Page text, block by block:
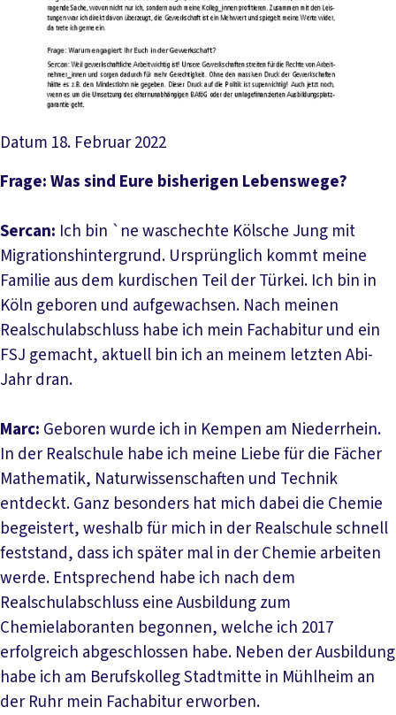
Datum 18. Februar 2022
Frage: Was sind Eure bisherigen Lebenswege?
Sercan: Ich bin `ne waschechte Kölsche Jung mit
Migrationshintergrund. Ursprünglich kommt meine
Familie aus dem kurdischen Teil der Türkei. Ich bin in
Köln geboren und aufgewachsen. Nach meinen
Realschulabschluss habe ich mein Fachabitur und ein
FSJ gemacht, aktuell bin ich an meinem letzten Abi-
Jahr dran.
Marc: Geboren wurde ich in Kempen am Niederrhein.
In der Realschule habe ich meine Liebe für die Fächer
Mathematik, Naturwissenschaften und Technik
entdeckt. Ganz besonders hat mich dabei die Chemie
begeistert, weshalb für mich in der Realschule schnell
feststand, dass ich später mal in der Chemie arbeiten
werde. Entsprechend habe ich nach dem
Realschulabschluss eine Ausbildung zum
Chemielaboranten begonnen, welche ich 2017
erfolgreich abgeschlossen habe. Neben der Ausbildung
habe ich am Berufskolleg Stadtmitte in Mühlheim an
der Ruhr mein Fachabitur erworben.